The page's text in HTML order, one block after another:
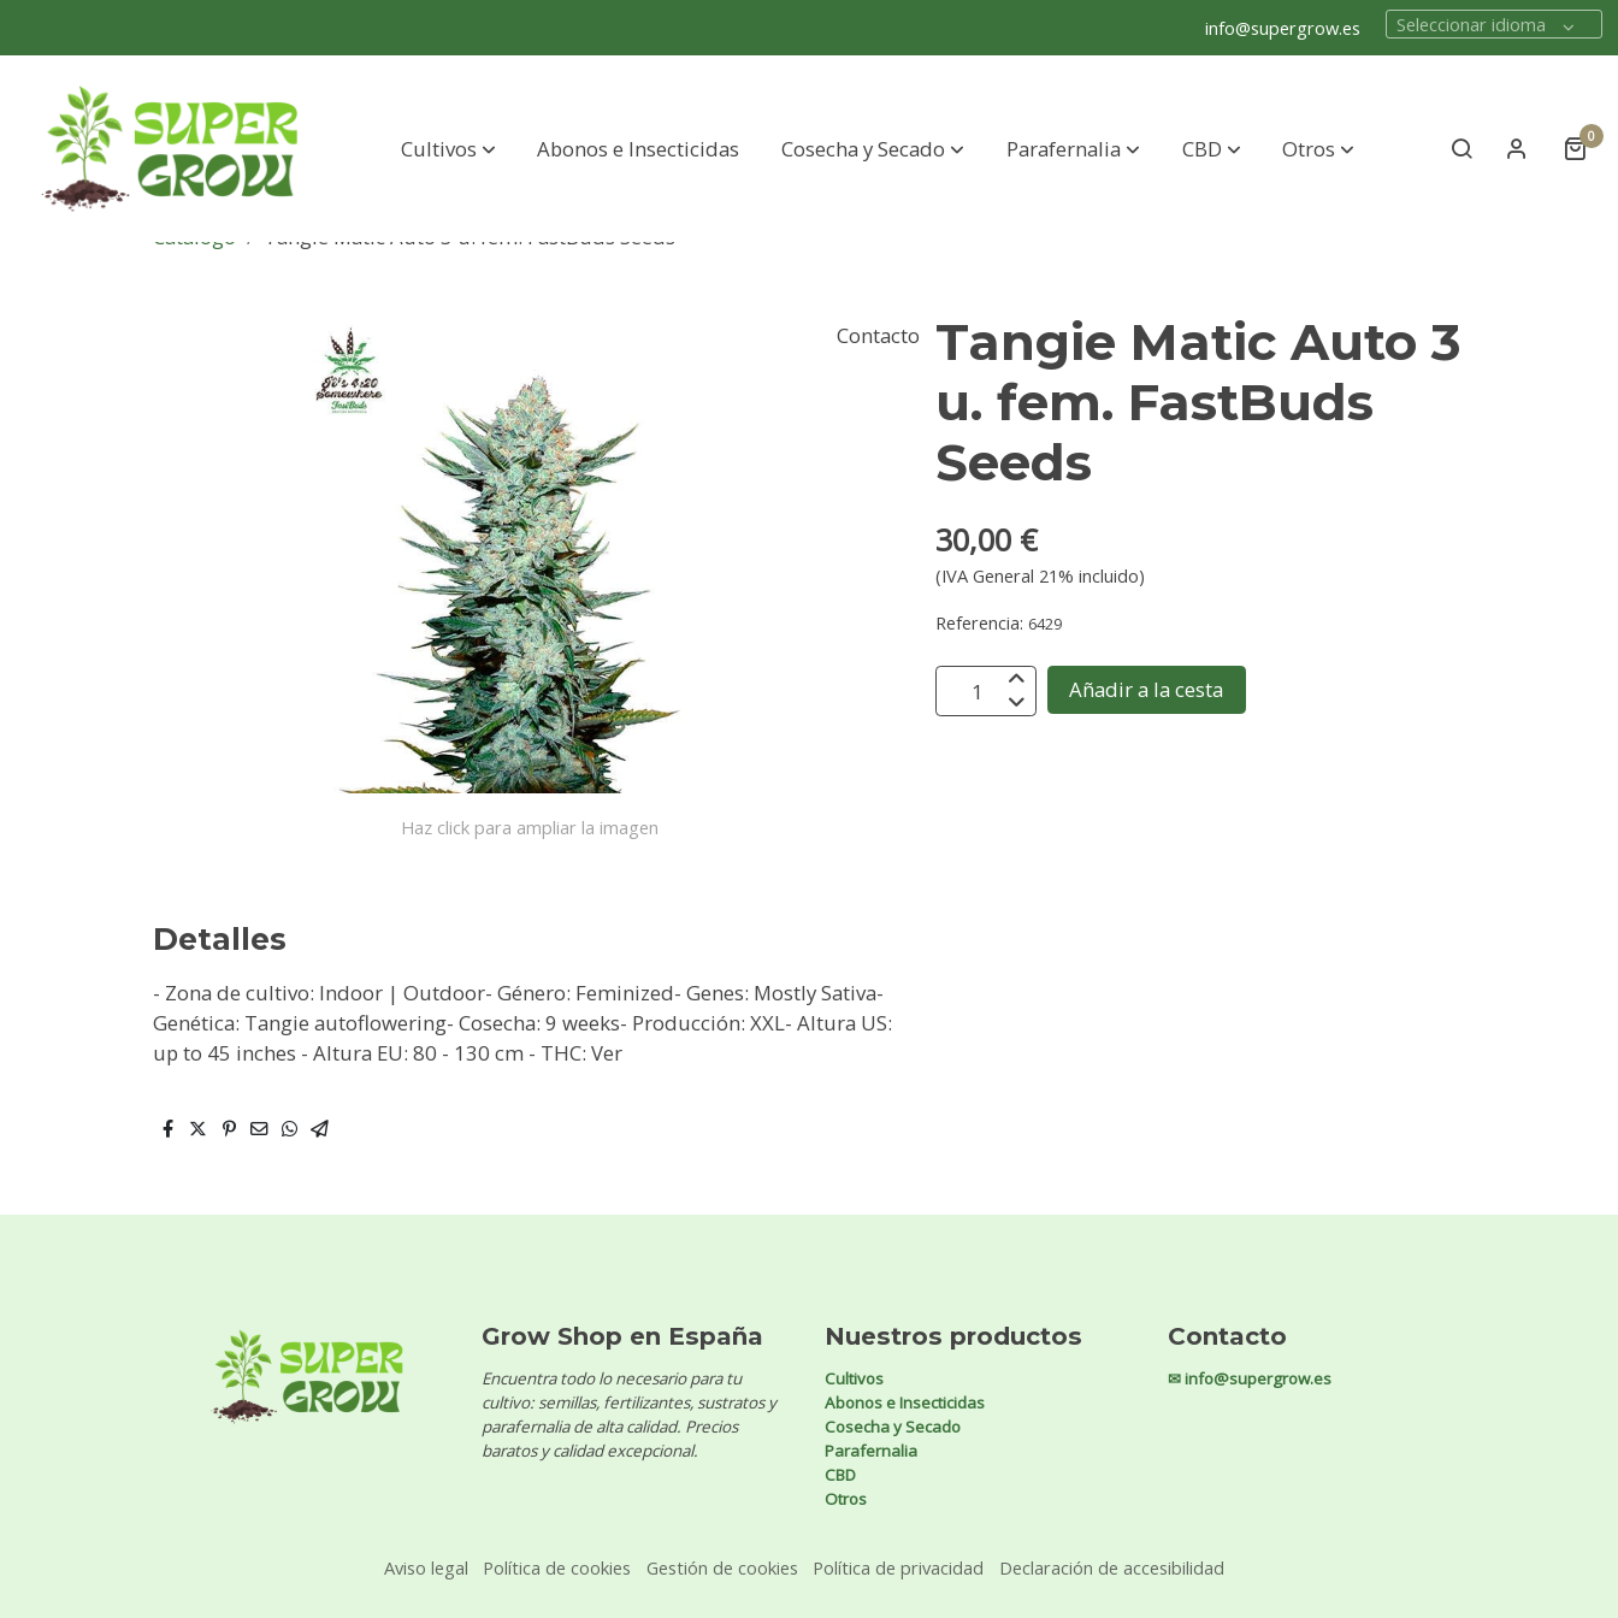
info@supergrow.es Seleccionar idioma
Cultivos Abonos e Insecticidas Cosecha y Secado Parafernalia CBD Otros
Contacto
0
Catálogo Tangie Matic Auto 3 u. fem. FastBuds Seeds
Haz click para ampliar la imagen
Detalles
- Zona de cultivo: Indoor | Outdoor- Género: Feminized- Genes: Mostly Sativa-
Genética: Tangie autoflowering- Cosecha: 9 weeks- Producción: XXL- Altura US:
up to 45 inches - Altura EU: 80 - 130 cm - THC: Ver
Tangie Matic Auto 3
u. fem. FastBuds
Seeds
30,00 €
(IVA General 21% incluido)
Referencia: 6429
Añadir a la cesta
Grow Shop en España
Encuentra todo lo necesario para tu
cultivo: semillas, fertilizantes, sustratos y
parafernalia de alta calidad. Precios
baratos y calidad excepcional.
Nuestros productos
Cultivos
Abonos e Insecticidas
Cosecha y Secado
Parafernalia
CBD
Otros
Contacto
✉ info@supergrow.es
Aviso legal Política de cookies Gestión de cookies Política de privacidad Declaración de accesibilidad